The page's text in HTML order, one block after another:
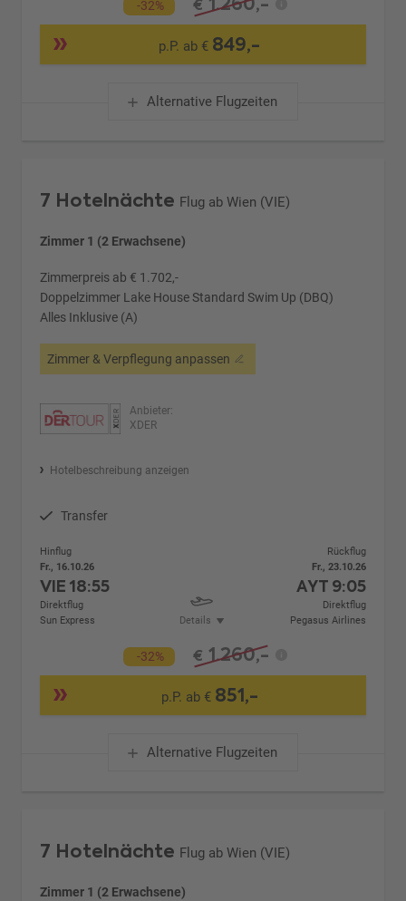
-32% €
p.P. ab € 849,-
Alternative Flugzeiten
7 Hotelnächte Flug ab Wien (VIE)
Zimmer 1 (2 Erwachsene)
Zimmerpreis ab € 1.702,-
Doppelzimmer Lake House Standard Swim Up (DBQ)
Alles Inklusive (A)
Zimmer & Verpflegung anpassen
Anbieter:
XDER
Hotelbeschreibung anzeigen
Transfer
Hinflug
Fr., 16.10.26
VIE18:55
Direktflug
Sun Express
Details
Rückflug
Fr., 23.10.26
AYT 9:05
Direktflug
Pegasus Airlines
-32% € 1.260,-
p.P. ab € 851,-
Alternative Flugzeiten
7 Hotelnächte Flug ab Wien (VIE)
Zimmer 1 (2 Erwachsene)